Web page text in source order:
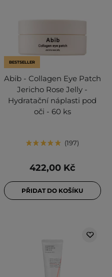
BESTSELLER
Abib - Collagen Eye Patch
Jericho Rose Jelly -
Hydratační náplasti pod
oči - 60 ks
197
422,00 Kč
PŘIDAT DO KOŠÍKU